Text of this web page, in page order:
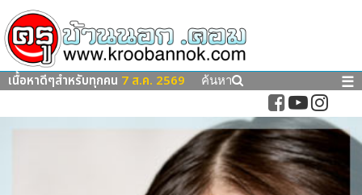
เนื้อหาดีๆสำหรับทุกคน 7 ส.ค. 2569 ค้นหา ☰